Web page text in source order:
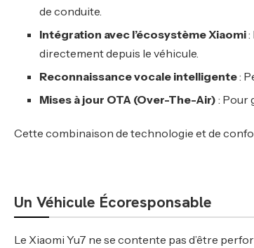
de conduite.
Intégration avec l’écosystème Xiaomi:
directement depuis le véhicule.
Reconnaissance vocale intelligente:
Mises à jour OTA (Over-The-Air) : Pour
Cette combinaison de technologie et de
Un Véhicule Écoresponsable
Le Xiaomi Yu7 ne se contente pas d’être